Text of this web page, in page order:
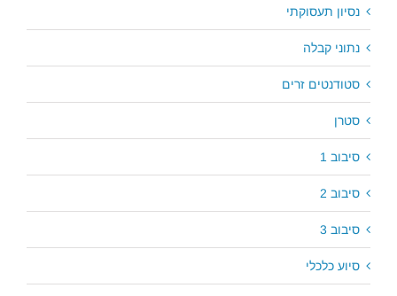
נסיון תעסוקתי
נתוני קבלה
סטודנטים זרים
סטרן
סיבוב 1
סיבוב 2
סיבוב 3
סיוע כלכלי